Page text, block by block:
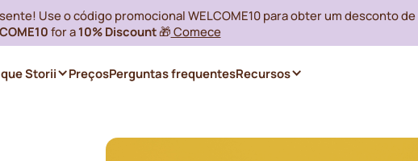
Use o código promocional WELCOME10 para obter um desconto de
for a10% Discount🎁 Comece
Storii PreçosPerguntas frequentesRecursos